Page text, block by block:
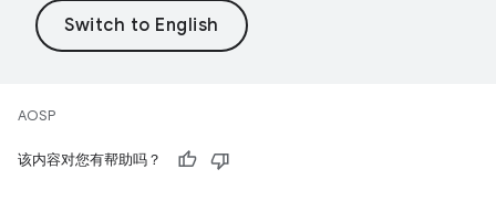
AOSP
该内容对您有帮助吗？